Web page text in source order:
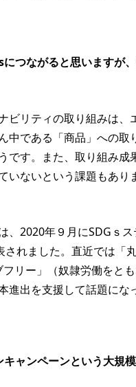
つながると思いますが
ビリティの取り組みは
中である「商品」への
です。また、取り組み
いないという課題もあり
、2020年９月にSDGｓ
れました。直近では「
リー」（奴隷労働をと
出を支援して話題にな
ャンペーンという大規